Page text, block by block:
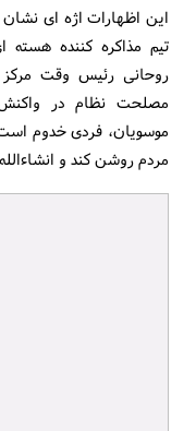
این اظهارات اژه ای
تیم مذاکره کننده
روحانی رئیس وقت
مصلحت نظام در واکنش
موسویان، فردی خدوم
مردم روشن کند و ان‎شاءالله این مسئله به‎زودی آشکار خواهد شد.»